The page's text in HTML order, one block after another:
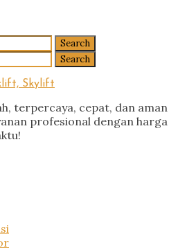
Skylift
terpercaya, cepat, dan aman
profesional dengan harga